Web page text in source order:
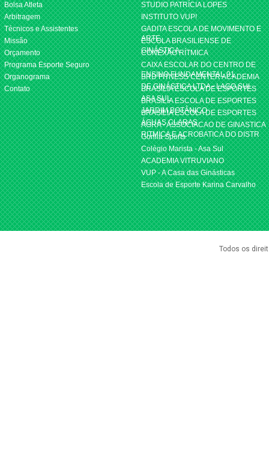
Bolsa Atleta
Arbitragem
Técnicos e Assistentes
Missão
Orçamento
Programa Esporte Seguro
Organograma
Contato
STUDIO PATRÍCIA LOPES
INSTITUTO VUP!
GADITA ESCOLA DE MOVIMENTO E
ARTE
ESCOLA BRASILIENSE DE
GINÁSTICA
CONEXÃO RÍTMICA
CAIXA ESCOLAR DO CENTRO DE
ENSINO FUNDAMENTAL 01
BRD FITNESS CENTER ACADEMIA
DE GINÁSTICA LTDA - LAGO SUL
BRASILIA ESCOLA DE ESPORTES
ASA SUL
BRASILIA ESCOLA DE ESPORTES
JARDIM BOTÂNICO
BRASILIA ESCOLA DE ESPORTES
ÁGUAS CLARAS
AGRA - ASSOCIACAO DE GINASTICA
RITMICA E ACROBATICA DO DISTR
Gorilla Sports
Colégio Marista - Asa Sul
ACADEMIA VITRUVIANO
VUP - A Casa das Ginásticas
Escola de Esporte Karina Carvalho
Todos os